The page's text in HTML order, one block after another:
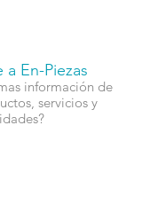
a En-Piezas
información de
servicios y